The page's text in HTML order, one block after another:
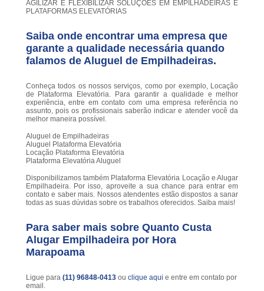
AGILIZAR E FLEXIBILIZAR SOLUÇÕES EM EMPILHADEIRAS E
PLATAFORMAS ELEVATÓRIAS
Saiba onde encontrar uma empresa que
garante a qualidade necessária quando
falamos de Aluguel de Empilhadeiras.
Conheça todos os nossos serviços, como por exemplo, Locação
de Plataforma Elevatória. Para garantir a qualidade e melhor
experiência, entre em contato com uma empresa referência no
assunto, pois os profissionais saberão indicar e atender você da
melhor maneira possível.
Aluguel de Empilhadeiras
Aluguel Plataforma Elevatória
Locação Plataforma Elevatória
Plataforma Elevatória Aluguel
Disponibilizamos também Plataforma Elevatória Locação e Alugar
Empilhadeira. Por isso, aproveite a sua chance para entrar em
contato e saber mais. Nossos atendentes estão dispostos a sanar
todas as suas dúvidas sobre os trabalhos oferecidos. Saiba mais!
Para saber mais sobre Quanto Custa
Alugar Empilhadeira por Hora
Marapoama
Ligue para (11) 96848-0413 ou clique aqui e entre em contato por
email.